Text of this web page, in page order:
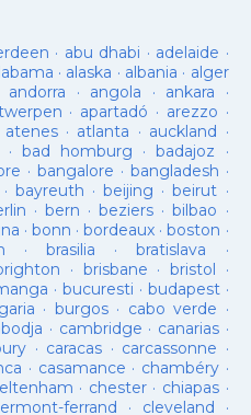
· abu dhabi · adelaide ·
· alaska · albania · alger
andorra · angola · ankara ·
· apartadó · arezzo ·
atenes· atlanta · auckland ·
bad homburg ·badajoz ·
·bangalore · bangladesh ·
· bayreuth ·beijing ·beirut ·
·bern ·beziers ·bilbao ·
·bonn ·bordeaux ·boston ·
·brasilia ·bratislava ·
· brisbane · bristol ·
· bucuresti · budapest·
· burgos· cabo verde ·
· cambridge · canarias·
· caracas · carcassonne ·
· casamance · chambéry·
· chester· chiapas ·
ferrand · cleveland ·